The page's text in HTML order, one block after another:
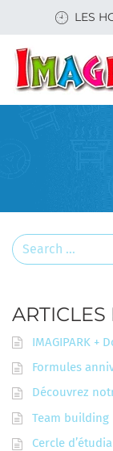
content
LES
Search
for:
ARTICLES
IMAGIPARK +
Formules
Découvrez
Team building
Cercle